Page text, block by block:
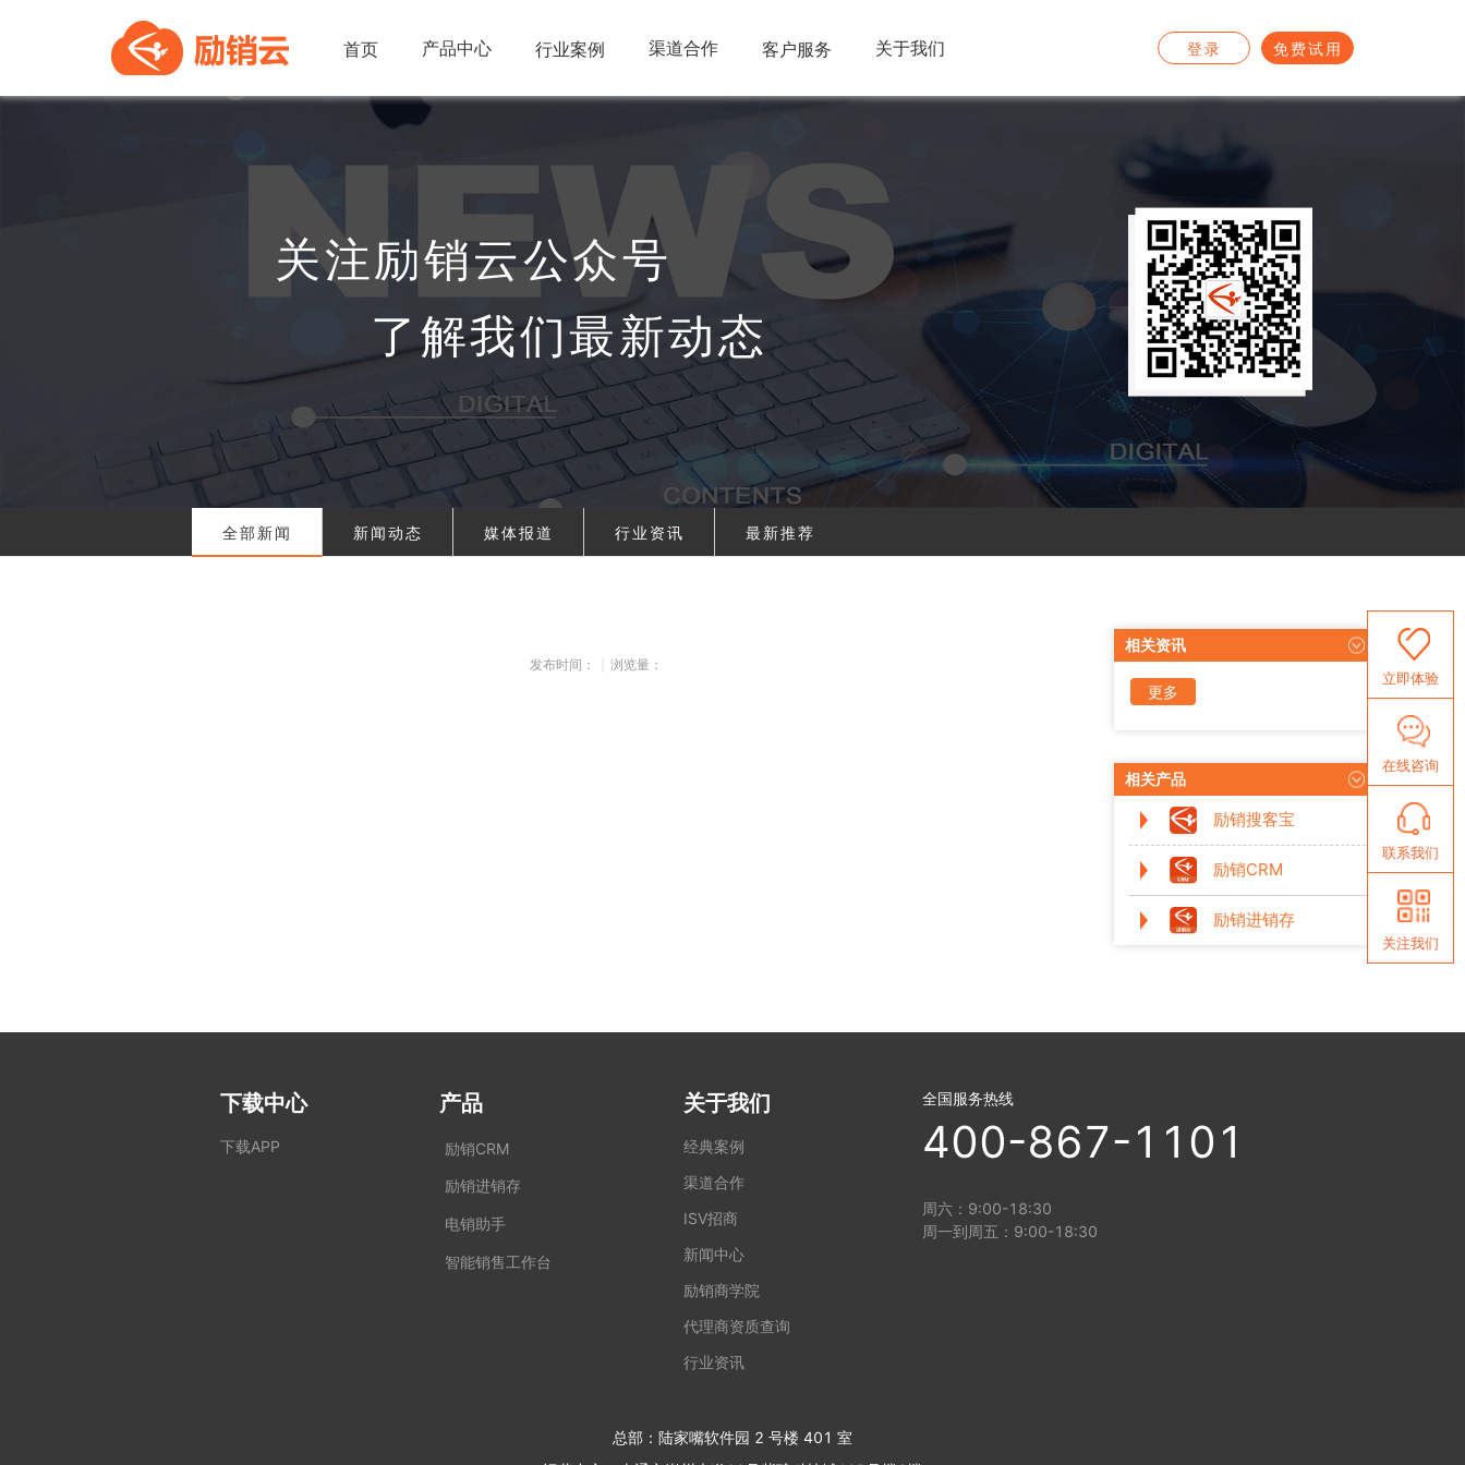
登录 免费试用
首页 产品中心 行业案例 渠道合作 客户服务 关于我们
关注励销云公众号
了解我们最新动态
全部新闻 新闻动态 媒体报道 行业资讯 最新推荐
发布时间： 浏览量：
相关资讯
更多
相关产品
励销搜客宝
励销CRM
励销进销存
下载中心
下载APP
产品
励销CRM
励销进销存
电销助手
智能销售工作台
关于我们
经典案例
渠道合作
ISV招商
新闻中心
励销商学院
代理商资质查询
行业资讯
全国服务热线
400-867-1101
周六：9:00-18:30
周一到周五：9:00-18:30
总部：陆家嘴软件园 2 号楼 401 室
立即体验
在线咨询
联系我们
关注我们